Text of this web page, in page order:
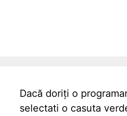
o
a
Dacă doriți o
selectati o casuta